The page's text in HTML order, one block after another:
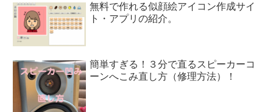
無料で作れる似顔絵アイコン作成サイ
ト・アプリの紹介。
簡単すぎる！３分で直るスピーカーコ
ーンへこみ直し方（修理方法）！